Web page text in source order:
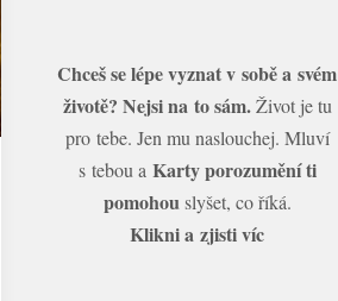
Chceš se lépe vyznat v sobě a svém
životě? Nejsi na to sám.Život je tu
pro tebe. Jen mu naslouchej. Mluví
s tebou a Karty porozumění ti
pomohouslyšet, co říká.
Klikni a zjisti víc